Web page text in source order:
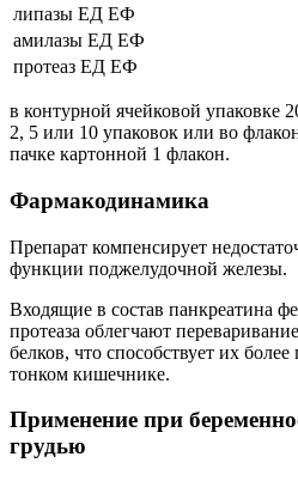
липазы ЕД ЕФ
амилазы ЕД ЕФ
протеаз ЕД ЕФ
в контурной ячейковой упаковке
2, 5 или 10 упаковок или во
пачке картонной 1 флакон.
Фармакодинамика
Препарат компенсирует
функции поджелудочной железы.
Входящие в состав панкреатина
протеаза облегчают
белков, что способствует их
тонком кишечнике.
Применение при
грудью